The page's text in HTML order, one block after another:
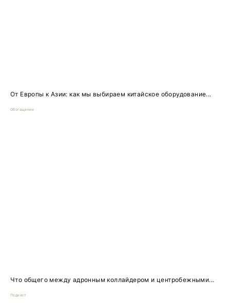
От Европы к Азии: как мы выбираем китайское оборудование...
Обогащение
Что общего между адронным коллайдером и центробежными...
Подкаст